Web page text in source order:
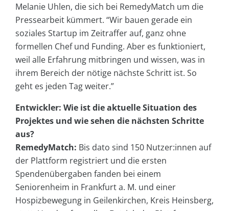
Melanie Uhlen, die sich bei RemedyMatch um die
Pressearbeit kümmert. “Wir bauen gerade ein
soziales Startup im Zeitraffer auf, ganz ohne
formellen Chef und Funding. Aber es funktioniert,
weil alle Erfahrung mitbringen und wissen, was in
ihrem Bereich der nötige nächste Schritt ist. So
geht es jeden Tag weiter.”
Entwickler: Wie ist die aktuelle Situation des
Projektes und wie sehen die nächsten Schritte
aus?
RemedyMatch: Bis dato sind 150 Nutzer:innen auf
der Plattform registriert und die ersten
Spendenübergaben fanden bei einem
Seniorenheim in Frankfurt a. M. und einer
Hospizbewegung in Geilenkirchen, Kreis Heinsberg,